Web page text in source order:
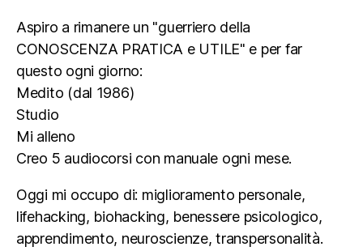
Aspiro a rimanere un "guerriero della
CONOSCENZA PRATICA e UTILE" e per far
questo ogni giorno:
Medito (dal 1986)
Studio
Mi alleno
Creo 5 audiocorsi con manuale ogni mese.
Oggi mi occupo di: miglioramento personale,
lifehacking, biohacking, benessere psicologico,
apprendimento, neuroscienze, transpersonalità.